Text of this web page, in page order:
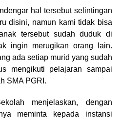
hal tersebut selintingan
disini, namun kami tidak bisa
tersebut sudah duduk di
ingin merugikan orang lain.
ada setiap murid yang sudah
mengikuti pelajaran sampai
SMA PGRI.
menjelaskan, dengan
meminta kepada instansi